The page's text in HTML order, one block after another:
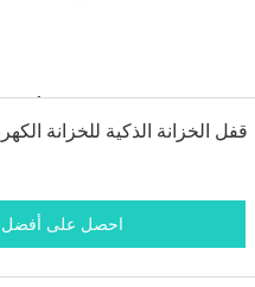
قفل الخزانة الذكية للخزانة
احصل على أفضل